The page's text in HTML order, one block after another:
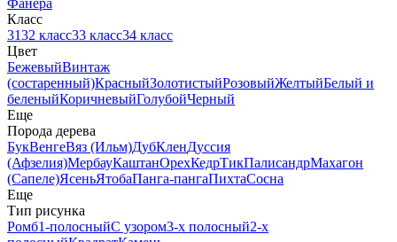
Фанера
Класс
3132 класс33 класс34 класс
Цвет
БежевыйВинтаж
(состаренный)КрасныйЗолотистыйРозовыйЖелтыйБелый и
беленыйКоричневыйГолубойЧерный
Еще
Порода дерева
БукВенгеВяз (Ильм)ДубКленДуссия
(Афзелия)МербауКаштанОрехКедрТикПалисандрМахагон
(Сапеле)ЯсеньЯтобаПанга-пангаПихтаСосна
Еще
Тип рисунка
Ромб1-полосныйС узором3-х полосный2-х